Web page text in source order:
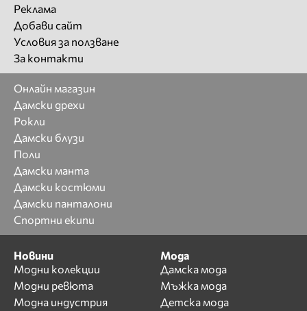
Реклама
Добави сайт
Условия за ползване
За контакти
Онлайн магазин
Дамски дрехи
Рокли
Дамски блузи
Поли
Дамски манта
Дамски костюми
Дамски панталони
Спортни екипи
Новини
Модни колекции
Модни ревюта
Модна индустрия
Мода
Дамска мода
Мъжка мода
Детска мода